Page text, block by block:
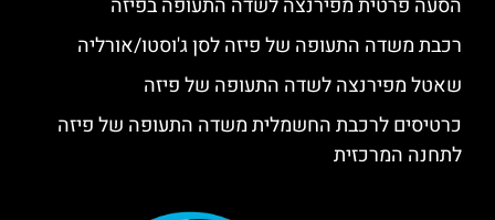
רכבת משדה התעופה של פיזה לסן ג'וסטו/אורליה
שאטל מפירנצה לשדה התעופה של פיזה
כרטיסים לרכבת החשמלית משדה התעופה של פיזה
לתחנה המרכזית